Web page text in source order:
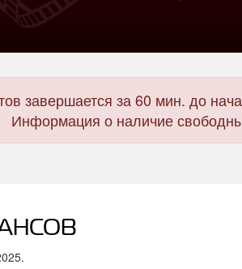
завершается за 60 мин. до
Информация о наличие